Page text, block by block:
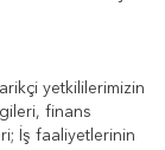
yetkililerimizin
finans
İş faaliyetlerinin